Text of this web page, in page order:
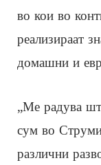
во кои во
реализираат
домашни и
„Ме радува
сум во
различни